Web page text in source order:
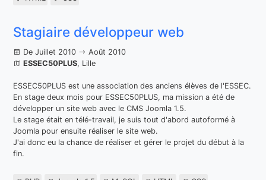
Stagiaire développeur web
De Juillet 2010
Août 2010
ESSEC50PLUS, Lille
ESSEC50PLUS est une association des anciens élèves de l'ESSEC.
En stage deux mois pour ESSEC50PLUS, ma mission a été de
développer un site web avec le CMS Joomla 1.5.
Le stage était en télé-travail, je suis tout d'abord autoformé à
Joomla pour ensuite réaliser le site web.
J'ai donc eu la chance de réaliser et gérer le projet du début à la
fin.